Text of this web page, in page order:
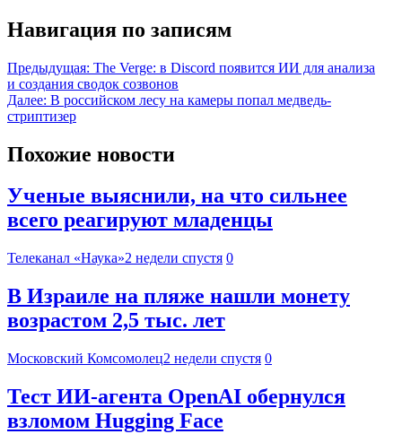
Навигация по записям
Предыдущая: The Verge: в Discord появится ИИ для анализа
и создания сводок созвонов
Далее: В российском лесу на камеры попал медведь-
стриптизер
Похожие новости
Ученые выяснили, на что сильнее
всего реагируют младенцы
Телеканал «Наука»2 недели спустя 0
В Израиле на пляже нашли монету
возрастом 2,5 тыс. лет
Московский Комсомолец2 недели спустя 0
Тест ИИ-агента OpenAI обернулся
взломом Hugging Face